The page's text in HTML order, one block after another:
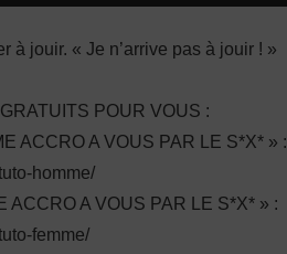
à jouir. « Je n’arrive pas à jouir ! »
POUR VOUS :
ACCRO A VOUS PAR LE S*X* » :
homme/
A VOUS PAR LE S*X* » :
femme/